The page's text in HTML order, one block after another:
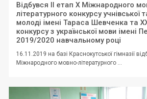
Відбувся II етап X Міжнародного
літературного конкурсу учнівської
молоді імені Тараса Шевченка та
конкурсу з української мови імені
2019/2020 навчальному році
16.11.2019 на базі Краснокутської гімназії
Міжнародного мовно-літературного ...